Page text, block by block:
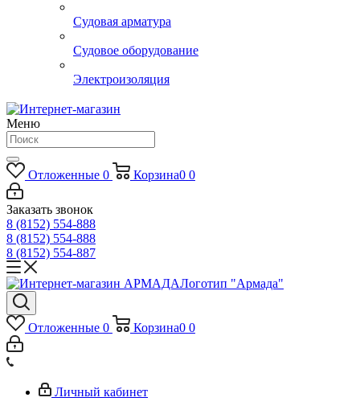
Судовая арматура
Судовое оборудование
Электроизоляция
Меню
Отложенные 0 Корзина0 0
Заказать звонок
8 (8152) 554-888
8 (8152) 554-888
8 (8152) 554-887
Логотип "Армада"
Отложенные 0 Корзина0 0
Личный кабинет